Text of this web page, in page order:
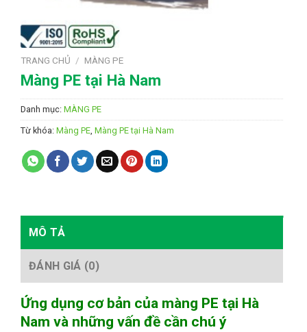
TRANG CHỦ / MÀNG PE
Màng PE tại Hà Nam
Danh mục: MÀNG PE
Từ khóa: Màng PE Màng PE tại Hà Nam
MÔ TẢ
ĐÁNH GIÁ (0)
Ứng dụng cơ bản của màng PE tại Hà
Nam và những vấn đề cần chú ý